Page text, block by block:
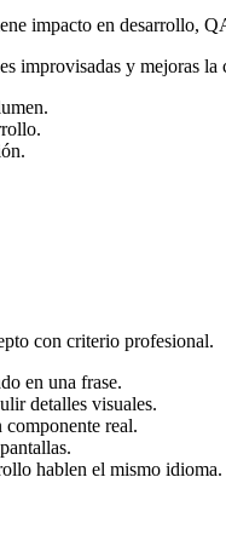
impacto en desarrollo,
improvisadas y mejoras
con criterio profesional.
en una frase.
detalles visuales.
real.
hablen el mismo idioma.